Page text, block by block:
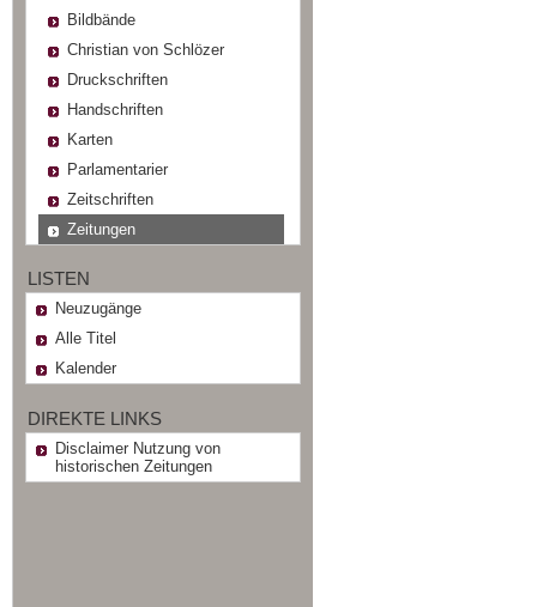
Bildbände
Christian von Schlözer
Druckschriften
Handschriften
Karten
Parlamentarier
Zeitschriften
Zeitungen
LISTEN
Neuzugänge
Alle Titel
Kalender
DIREKTE LINKS
Disclaimer Nutzung von
historischen Zeitungen